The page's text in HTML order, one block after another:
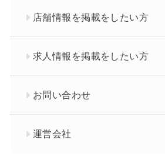
店舗情報を掲載をしたい方
求人情報を掲載をしたい方
お問い合わせ
運営会社